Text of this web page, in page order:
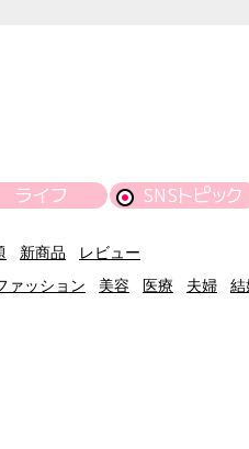
ライフ SNSトピック
新商品
レビュー
ァッション 美容 医療 夫婦 結